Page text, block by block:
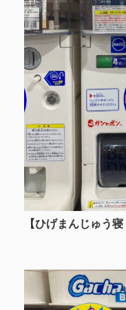
【ひげまんじゅう寝